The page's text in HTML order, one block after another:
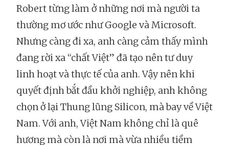
Robert từng làm ở những nơi mà người ta
thường mơ ước như Google và Microsoft.
Nhưng càng đi xa, anh càng cảm thấy mình
đang rời xa “chất Việt” đã tạo nên tư duy
linh hoạt và thực tế của anh. Vậy nên khi
quyết định bắt đầu khởi nghiệp, anh không
chọn ở lại Thung lũng Silicon, mà bay về Việt
Nam. Với anh, Việt Nam không chỉ là quê
hương mà còn là nơi mà vừa nhiều tiềm